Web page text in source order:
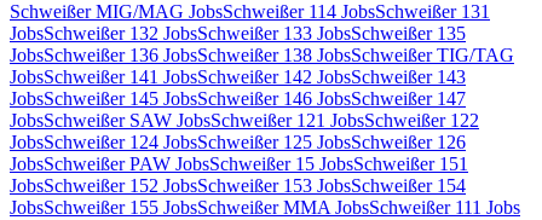
Schweißer MIG/MAG JobsSchweißer 114 JobsSchweißer 131
JobsSchweißer 132 JobsSchweißer 133 JobsSchweißer 135
JobsSchweißer 136 JobsSchweißer 138 JobsSchweißer TIG/TAG
JobsSchweißer 141 JobsSchweißer 142 JobsSchweißer 143
JobsSchweißer 145 JobsSchweißer 146 JobsSchweißer 147
JobsSchweißer SAW JobsSchweißer 121 JobsSchweißer 122
JobsSchweißer 124 JobsSchweißer 125 JobsSchweißer 126
JobsSchweißer PAW JobsSchweißer 15 JobsSchweißer 151
JobsSchweißer 152 JobsSchweißer 153 JobsSchweißer 154
JobsSchweißer 155 JobsSchweißer MMA JobsSchweißer 111 Jobs